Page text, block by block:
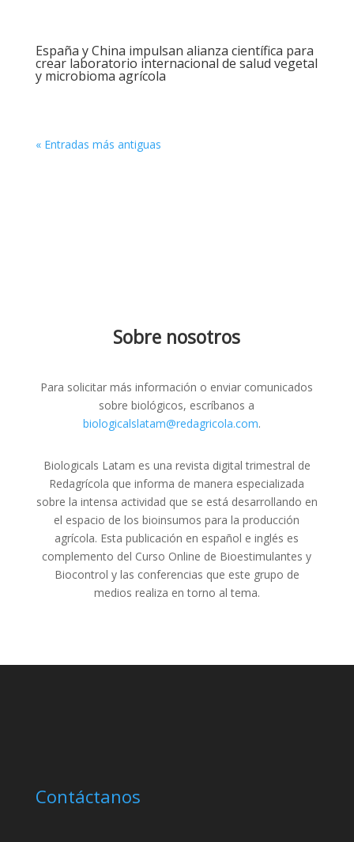
España y China impulsan alianza científica para
crear laboratorio internacional de salud vegetal
y microbioma agrícola
« Entradas más antiguas
Sobre nosotros
Para solicitar más información o enviar comunicados
sobre biológicos, escríbanos a
biologicalslatam@redagricola.com.
Biologicals Latam es una revista digital trimestral de
Redagrícola que informa de manera especializada
sobre la intensa actividad que se está desarrollando en
el espacio de los bioinsumos para la producción
agrícola. Esta publicación en español e inglés es
complemento del Curso Online de Bioestimulantes y
Biocontrol y las conferencias que este grupo de
medios realiza en torno al tema.
Contáctanos